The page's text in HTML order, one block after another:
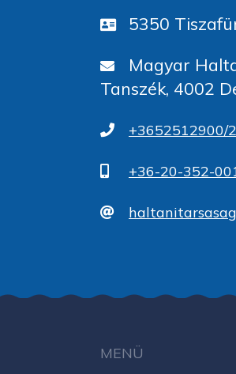
5350
Magyar
Tanszék, 4002
+3652512900/
+36-20-352-
MENÜ